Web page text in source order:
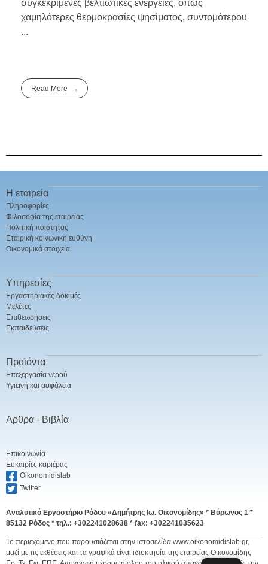
συγκεκριμένες βελτιωτικές ενέργειες, όπως
χαμηλότερες θερμοκρασίες ψησίματος, συντομότερου
...
Read More
Η εταιρεία
Πληροφορίες
Φιλοσοφία της εταιρείας
Πολιτική ποιότητας
Εταιρική κοινωνική ευθύνη
Οικονομικά στοιχεία
Υπηρεσίες
Εργαστηριακές δοκιμές
Μελέτες
Επιθεωρήσεις
Εκπαιδεύσεις
Προϊόντα
Επεξεργασία νερού
Υγιεινή και ασφάλεια
Αρθρα - Βιβλία
Επικοινωνία
Ευκαιρίες καριέρας
Oikonomidislab
Twitter
Αναλυτικό Εργαστήριο Ρόδου «Δημήτρης Ιω. Οικονομίδης» * Βύρωνος 1 *
85132 Ρόδος * τηλ.: +302241028638 * fax: +302241035623
Το περιεχόμενο που παρουσιάζεται στην ιστοσελίδα www.oikonomidislab.gr,
μαζί με τις εκθέσεις και τα γραφικά είναι ιδιοκτησία της εταιρείας Οικονομίδης